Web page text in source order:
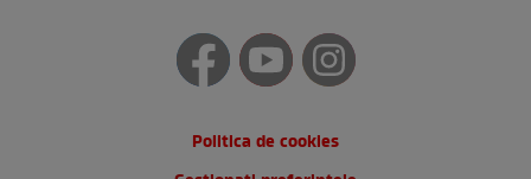
Politica de cookies